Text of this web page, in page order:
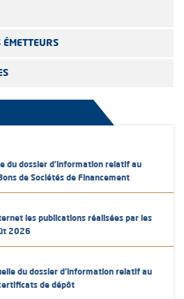
ÉMETTEURS
du dossier d’information relatif au
de Sociétés de Financement
les publications réalisées par les
2026
du dossier d’information relatif au
de dépôt